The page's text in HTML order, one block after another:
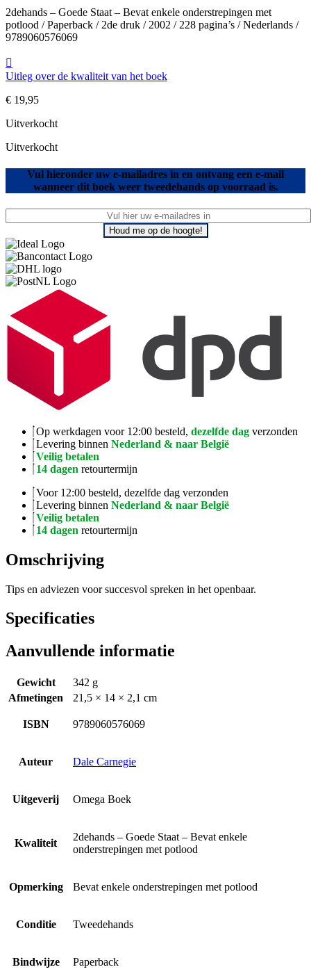
2dehands – Goede Staat – Bevat enkele onderstrepingen met
potlood / Paperback / 2de druk / 2002 / 228 pagina’s / Nederlands /
9789060576069
Uitleg over de kwaliteit van het boek
€ 19,95
Uitverkocht
Uitverkocht
Vul hieronder uw e-mailadres in en ontvang een e-mail
wanneer dit boek weer tweedehands op voorraad is.
Houd me op de hoogte!
Op werkdagen voor 12:00 besteld, dezelfde dag verzonden
Levering binnen Nederland & naar België
Veilig betalen
14 dagen retourtermijn
Voor 12:00 besteld, dezelfde dag verzonden
Levering binnen Nederland & naar België
Veilig betalen
14 dagen retourtermijn
Omschrijving
Tips en adviezen voor succesvol spreken in het openbaar.
Specificaties
Aanvullende informatie
Gewicht
342 g
Afmetingen
21,5 × 14 × 2,1 cm
ISBN 9789060576069
Auteur Dale Carnegie
Uitgeverij Omega Boek
Kwaliteit
2dehands – Goede Staat – Bevat enkele
onderstrepingen met potlood
Opmerking Bevat enkele onderstrepingen met potlood
Conditie Tweedehands
Bindwijze Paperback